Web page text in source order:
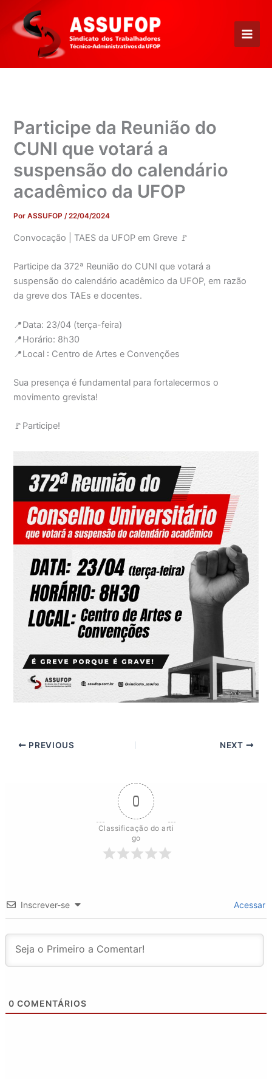
para
conteúdo
Participe da Reunião do
CUNI que votará a
suspensão do calendário
acadêmico da UFOP
PorASSUFOP/22/04/2024
Convocação | TAES da UFOP em Greve 🚩
Participe da 372ª Reunião do CUNI que votará a
suspensão do calendário acadêmico da UFOP, em razão
da greve dos TAEs e docentes.
📍Data: 23/04 (terça-feira)
📍Horário: 8h30
📍Local : Centro de Artes e Convenções
Sua presença é fundamental para fortalecermos o
movimento grevista!
🚩Participe!
PREVIOUS NEXT
0
Classificação do arti
go
Inscrever-se Acessar
0 COMENTÁRIOS